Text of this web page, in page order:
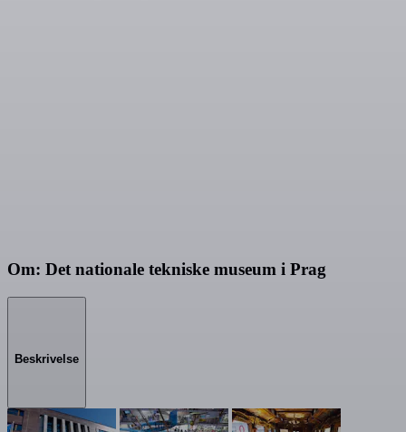
Om: Det nationale tekniske museum i Prag
Beskrivelse